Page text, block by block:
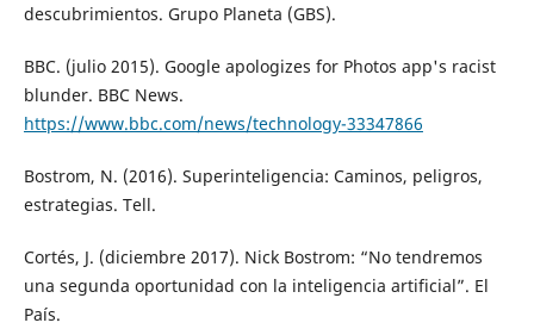
descubrimientos. Grupo Planeta (GBS).
BBC. (julio 2015). Google apologizes for Photos app's racist
blunder. BBC News.
https://www.bbc.com/news/technology-33347866
Bostrom, N. (2016). Superinteligencia: Caminos, peligros,
estrategias. Tell.
Cortés, J. (diciembre 2017). Nick Bostrom: “No tendremos
una segunda oportunidad con la inteligencia artificial”. El
País.